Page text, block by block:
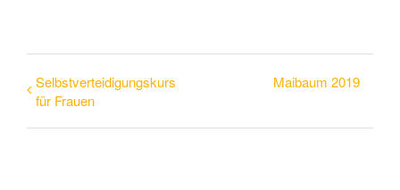
Selbstverteidigungskurs
für Frauen
Maibaum 2019